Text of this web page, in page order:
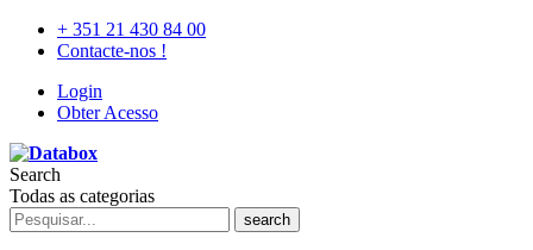
+ 351 21 430 84 00
Contacte-nos !
Login
Obter Acesso
Search
Todas as categorias
search